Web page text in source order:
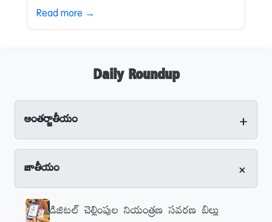
Read more →
Daily Roundup
అంతర్జాతీయం +
జాతీయం +
డిజిటల్‌ చెల్లింపుల నియంత్రణ సవరణ బిల్లు